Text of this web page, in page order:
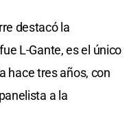
destacó la
L-Gante, es el único
hace tres años, con
a la